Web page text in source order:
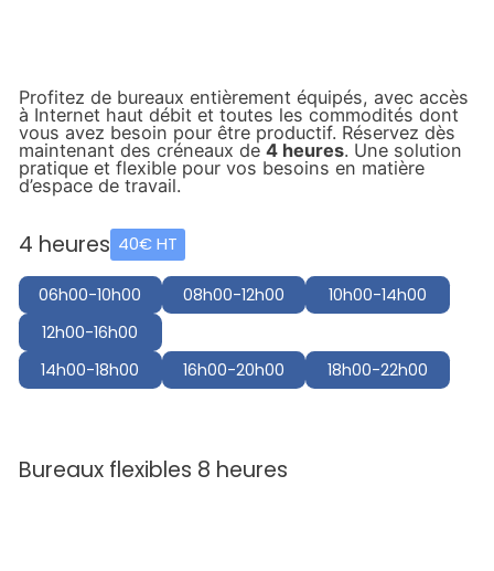
Profitez de bureaux entièrement équipés, avec accès
à Internet haut débit et toutes les commodités dont
vous avez besoin pour être productif. Réservez dès
maintenant des créneaux de 4 heures. Une solution
pratique et flexible pour vos besoins en matière
d’espace de travail.
4 heures 40€ HT
06h00-10h00 08h00-12h00
10h00-14h00
12h00-16h00
14h00-18h00
16h00-20h00 18h00-22h00
Bureaux flexibles 8 heures